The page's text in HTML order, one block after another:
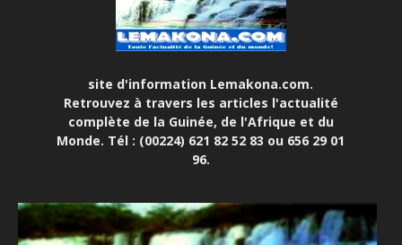
site d'information Lemakona.com.
Retrouvez à travers les articles l'actualité
complète de la Guinée, de l'Afrique et du
Monde. Tél : (00224) 621 82 52 83 ou 656 29 01
96.